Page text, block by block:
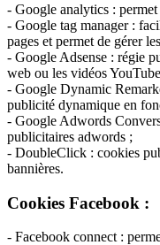
- Google analytics :
- Google tag manager :
pages et permet de gérer
- Google Adsense : régie
web ou les vidéos
- Google Dynamic
publicité dynamique en
- Google Adwords
publicitaires adwords ;
- DoubleClick : cookies
bannières.
Cookies Facebook :
- Facebook connect :